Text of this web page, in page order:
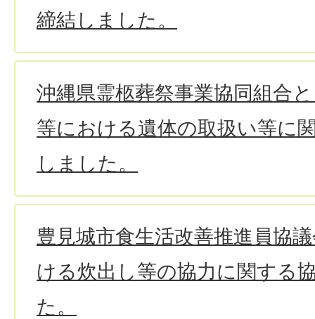
締結しました。
沖縄県霊柩葬祭事業協同組合
等における遺体の取扱い等に
しました。
豊見城市食生活改善推進員協
ける炊出し等の協力に関する
た。